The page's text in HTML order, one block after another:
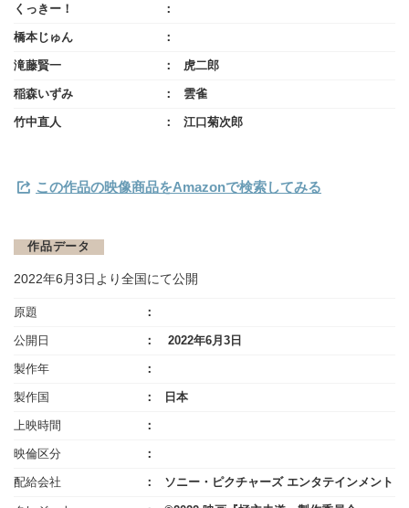
くっきー！
橋本じゅん
滝藤賢一 虎二郎
稲森いずみ 雲雀
竹中直人 江口菊次郎
この作品の映像商品をAmazonで検索してみる
作品データ
2022年6月3日より全国にて公開
原題
公開日 2022年6月3日
製作年
製作国 日本
上映時間
映倫区分
配給会社 ソニー・ピクチャーズ エンタテインメント